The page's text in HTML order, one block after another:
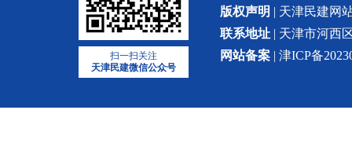
扫一扫关注
天津民建微信公众号
版权声明 | 天津民建网
联系地址 | 天津市河西
网站备案 | 津ICP备